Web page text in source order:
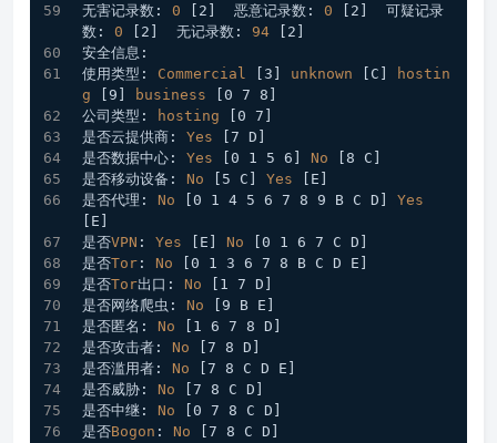
无害记录数: 0 [2]
  恶意记录数:
0 [2]
  可疑记录
数: 0 [2]
  无记录数:
94
[2]
安全信息:
使用类型: Commercial [3] unknown [C]
hostin
g
[9] business
[0 7 8]
公司类型:
hosting
[0 7]
是否云提供商: Yes
[7 D]
是否数据中心: Yes [0 1 5 6] No
[8 C]
是否移动设备: No [5 C] Yes
[E]
是否代理: No [0 1 4 5 6 7 8 9 B C D]
Yes
[E]
是否VPN : Yes [E] No
[0 1 6 7 C D]
是否Tor : No
[0 1 3 6 7 8 B C D E]
是否Tor出口: No
[1 7 D]
是否网络爬虫: No
[9 B E]
是否匿名: No
[1 6 7 8 D]
是否攻击者: No
[7 8 D]
是否滥用者: No
[7 8 C D E]
是否威胁: No
[7 8 C D]
是否中继: No
[0 7 8 C D]
是否Bogon : No
[7 8 C D]